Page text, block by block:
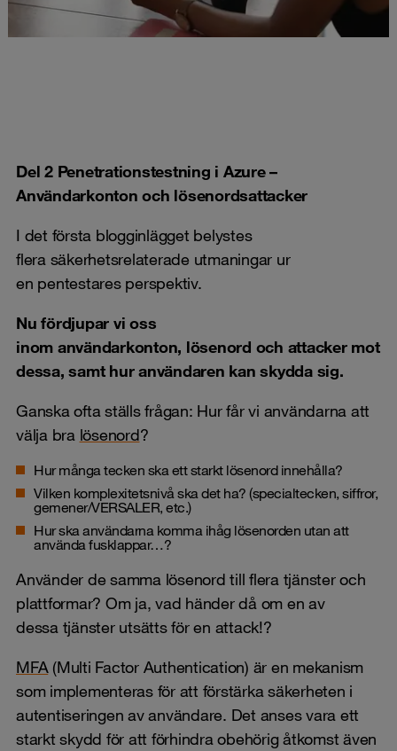
Del 2 Penetrationstestning i Azure –
Användarkonton och lösenordsattacker
I det första blogginlägget belystes
flera säkerhetsrelaterade utmaningar ur
en pentestares perspektiv.
Nu fördjupar vi oss
inom användarkonton, lösenord och attacker mot
dessa, samt hur användaren kan skydda sig.
Ganska ofta ställs frågan: Hur får vi användarna att
välja bra lösenord?
Hur många tecken ska ett starkt lösenord innehålla?
Vilken komplexitetsnivå ska det ha? (specialtecken, siffror,
gemener/VERSALER, etc.)
Hur ska användarna komma ihåg lösenorden utan att
använda fusklappar…?
Använder de samma lösenord till flera tjänster och
plattformar? Om ja, vad händer då om en av
dessa tjänster utsätts för en attack!?
MFA(Multi Factor Authentication) är en mekanism
som implementeras för att förstärka säkerheten i
autentiseringen av användare. Det anses vara ett
starkt skydd för att förhindra obehörig åtkomst även